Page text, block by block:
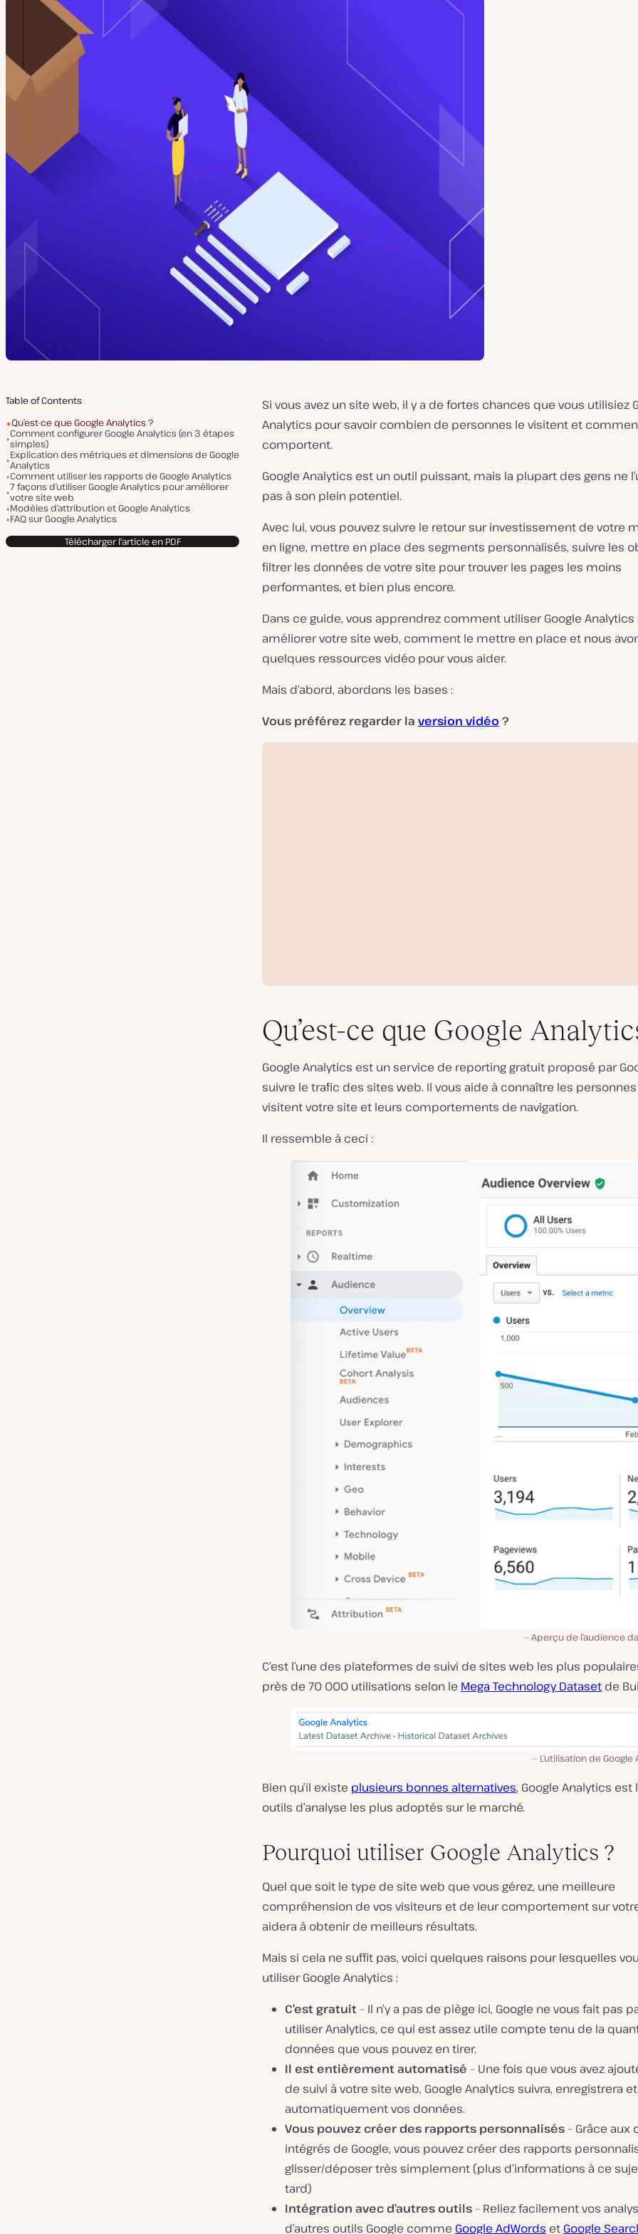
Table of Contents
Qu’est-ce que Google Analytics ?
Comment configurer Google Analytics (en 3 étapes
simples)
Explication des métriques et dimensions de Google
Analytics
Comment utiliser les rapports de Google Analytics
7 façons d’utiliser Google Analytics pour améliorer
votre site web
Modèles d’attribution et Google Analytics
FAQ sur Google Analytics
Télécharger l'article en PDF
Si vous avez un site web, il y a de fortes chances que vous utilisiez
Analytics pour savoir combien de personnes le visitent et
comportent.
Google Analytics est un outil puissant, mais la plupart des gens ne
pas à son plein potentiel.
Avec lui, vous pouvez suivre le retour sur investissement de votre
en ligne, mettre en place des segments personnalisés, suivre les
filtrer les données de votre site pour trouver les pages les moins
performantes, et bien plus encore.
Dans ce guide, vous apprendrez comment utiliser Google
améliorer votre site web, comment le mettre en place et nous
quelques ressources vidéo pour vous aider.
Mais d’abord, abordons les bases :
Vous préférez regarder la version vidéo ?
L
Qu’est-ce que Google
Google Analytics est un service de reporting gratuit proposé par
suivre le trafic des sites web. Il vous aide à connaître les
visitent votre site et leurs comportements de navigation.
Il ressemble à ceci :
Aperçu de l’audience
C’est l’une des plateformes de suivi de sites web les plus
près de 70 000 utilisations selon le Mega Technology Dataset de
L’utilisation de
Bien qu’il existe plusieurs bonnes alternatives, Google Analytics est
outils d’analyse les plus adoptés sur le marché.
Pourquoi utiliser Google Analytics ?
Quel que soit le type de site web que vous gérez, une meilleure
compréhension de vos visiteurs et de leur comportement sur
aidera à obtenir de meilleurs résultats.
Mais si cela ne suffit pas, voici quelques raisons pour lesquelles
utiliser Google Analytics :
C’est gratuit– Il n’y a pas de piège ici, Google ne vous fait pas
utiliser Analytics, ce qui est assez utile compte tenu de la
données que vous pouvez en tirer.
Il est entièrement automatisé – Une fois que vous avez
de suivi à votre site web, Google Analytics suivra, enregistrera
automatiquement vos données.
Vous pouvez créer des rapports personnalisés– Grâce aux
intégrés de Google, vous pouvez créer des rapports
glisser/déposer très simplement (plus d’informations à ce
tard)
Intégration avec d’autres outils– Reliez facilement vos
d’autres outils Google comme Google AdWords et Google